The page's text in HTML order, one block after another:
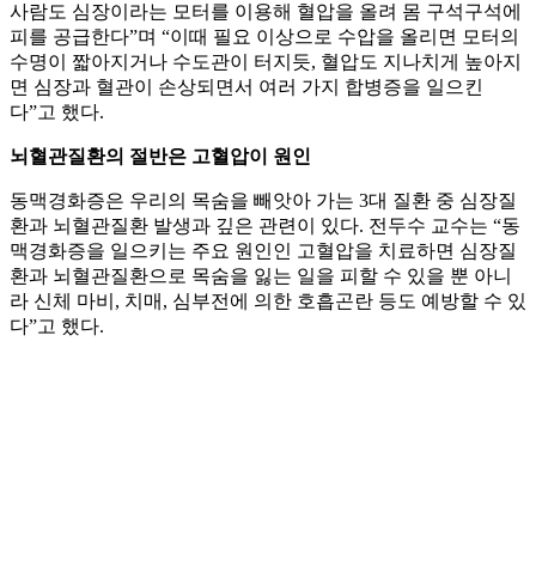
사람도 심장이라는 모터를 이용해 혈압을 올려 몸 구석구석에
피를 공급한다”며 “이때 필요 이상으로 수압을 올리면 모터의
수명이 짧아지거나 수도관이 터지듯, 혈압도 지나치게 높아지
면 심장과 혈관이 손상되면서 여러 가지 합병증을 일으킨
다”고 했다.
뇌혈관질환의 절반은 고혈압이 원인
동맥경화증은 우리의 목숨을 빼앗아 가는 3대 질환 중 심장질
환과 뇌혈관질환 발생과 깊은 관련이 있다. 전두수 교수는 “동
맥경화증을 일으키는 주요 원인인 고혈압을 치료하면 심장질
환과 뇌혈관질환으로 목숨을 잃는 일을 피할 수 있을 뿐 아니
라 신체 마비, 치매, 심부전에 의한 호흡곤란 등도 예방할 수 있
다”고 했다.